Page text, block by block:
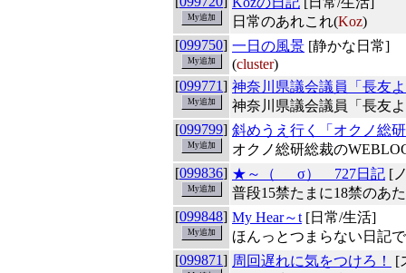
日常のあれこれ(Koz)
[099750] 一日の風景 [静かな日常]
(cluster)
[099771] 神奈川県議会議員「長友
神奈川県議会議員「長友
[099799] 斜めうえ行く「オクノ総
オクノ総研総裁の
[099836] ★～（ゝ_σ） 727日記 [
普段15禁たまに18禁のあ
[099848] My Hear～t [日常/生活]
ほんっとつまらない日記
[099871] 周回遅れに気をつけろ！
[